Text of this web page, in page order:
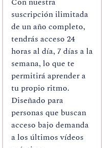
suscripción ilimitada
de un año completo,
tendrás acceso 24
horas al día, 7 días a la
semana, lo que te
permitirá aprender a
tu propio ritmo.
Diseñado para
personas que buscan
acceso bajo demanda
a los últimos vídeos